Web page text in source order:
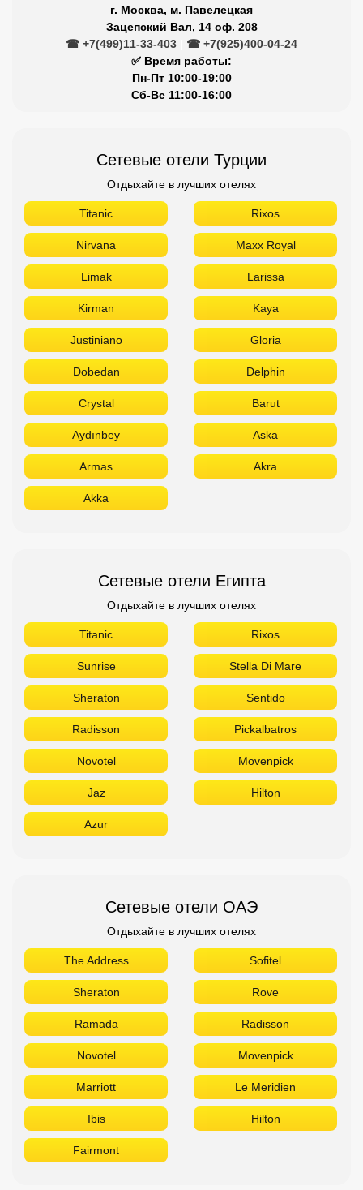
г. Москва, м. Павелецкая
Зацепский Вал, 14 оф. 208
☎ +7(499)11-33-403
☎ +7(925)400-04-24
✅ Время работы:
Пн-Пт 10:00-19:00
Сб-Вс 11:00-16:00
Сетевые отели Турции
Отдыхайте в лучших отелях
Titanic Rixos
Nirvana Maxx Royal
Limak Larissa
Kirman Kaya
Justiniano Gloria
Dobedan Delphin
Crystal Barut
Aydınbey Aska
Armas Akra
Akka
Сетевые отели Египта
Отдыхайте в лучших отелях
Titanic Rixos
Sunrise Stella Di Mare
Sheraton Sentido
Radisson Pickalbatros
Novotel Movenpick
Jaz Hilton
Azur
Сетевые отели ОАЭ
Отдыхайте в лучших отелях
The Address Sofitel
Sheraton Rove
Ramada Radisson
Novotel Movenpick
Marriott Le Meridien
Ibis Hilton
Fairmont